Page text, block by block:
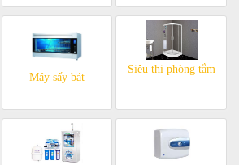
Máy sấy bát
Siêu thị phòng tắm